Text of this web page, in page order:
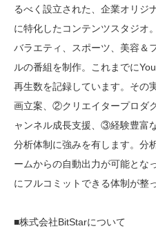
るべく設立された、企業オリジ
に特化したコンテンツスタジオ
バラエティ、スポーツ、美容＆
ルの番組を制作。これまでに
再生数を記録しています。その
画立案、②クリエイタープロダ
ャンネル成長支援、③経験豊富
分析体制に強みを有します。分
ームからの自動出力が可能とな
にフルコミットできる体制が整
■株式会社BitStarについて